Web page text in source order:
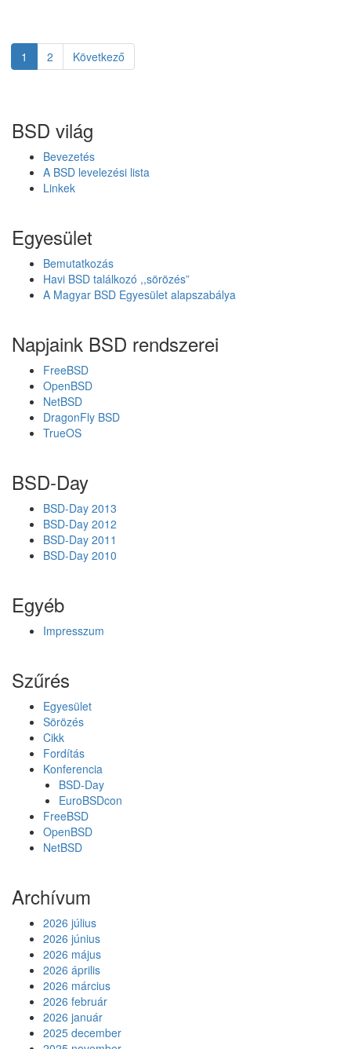
á
s
e
e
t
t
O
p
e
n
B
D
-
b
e
S
D
0
B
e
t
Bejegyzés
Page
1 Page
2 Következő
BSD világ
Bevezetés
A BSD levelezési lista
Linkek
Egyesület
Bemutatkozás
Havi BSD találkozó ,,sörözés”
A Magyar BSD Egyesület alapszabálya
Napjaink BSD rendszerei
FreeBSD
OpenBSD
NetBSD
DragonFly BSD
TrueOS
BSD-Day
BSD-Day 2013
BSD-Day 2012
BSD-Day 2011
BSD-Day 2010
Egyéb
Impresszum
Szűrés
Egyesület
Sörözés
Cikk
Fordítás
Konferencia
BSD-Day
EuroBSDcon
FreeBSD
OpenBSD
NetBSD
Archívum
2026 július
2026 június
2026 május
2026 április
2026 március
2026 február
2026 január
2025 december